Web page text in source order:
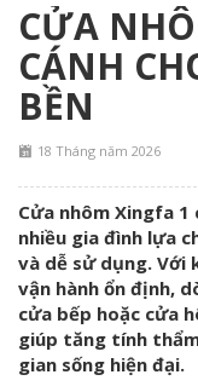
CỬA
CÁNH
BỀN
18 Tháng năm 2026
Cửa nhôm Xingfa
nhiều gia đình lựa
và dễ sử dụng. Với
vận hành ổn định,
cửa bếp hoặc cửa
giúp tăng tính
gian sống hiện đại.